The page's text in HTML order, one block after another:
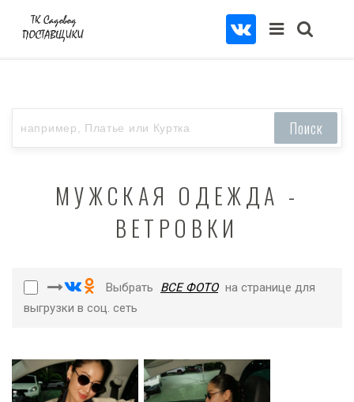
МУЖСКАЯ ОДЕЖДА -
ВЕТРОВКИ
Выбрать ВСЕ ФОТО на странице для
выгрузки в соц. сеть